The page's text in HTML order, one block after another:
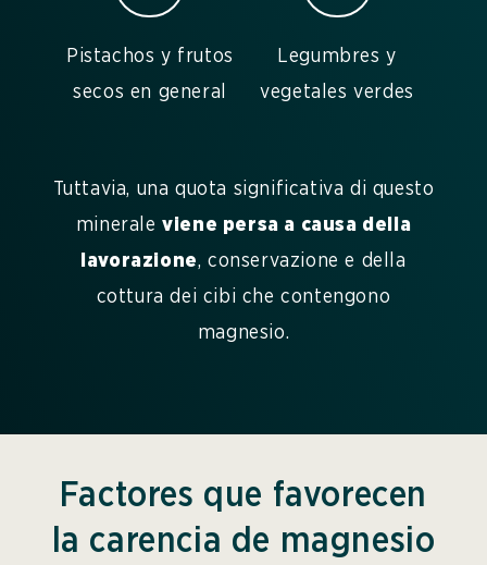
Pistachos y frutos
secos en general
Legumbres y
vegetales verdes
Tuttavia, una quota significativa di questo
mineraleviene persa a causa della
lavorazione, conservazione e della
cottura dei cibi che contengono
magnesio.
Factores que favorecen
la carencia de magnesio